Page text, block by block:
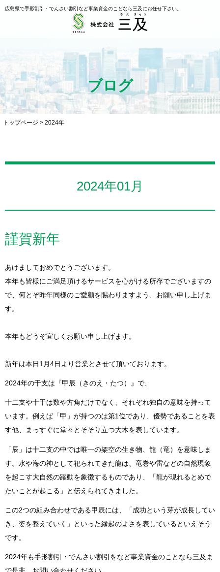
広島県で手形割引・でんさい割引など事業資金のことなら三及にお任せ下さい。
ブログ
トップページ > 2024年
2024年01月
謹賀新年
あけましておめでとうございます。
本年も皆様にご満足頂けるサービスを心がける所存でございますの
で、何とぞ昨年同様のご愛顧を賜わりますよう、お願い申し上げま
す。
本年もどうぞ宜しくお願い申し上げます。
新年は本日1月4日より営業とさせて頂いております。
2024年の干支は『甲辰（きのえ・たつ）』で、
十二支や十干は数や方角だけでなく、それぞれ独自の意味を持って
います。例えば「甲」が持つのは第1位であり、優勢であることを表
す他、まっすぐに堂々とそそり立つ大木を表しています。
「辰」は十二支の中では唯一の架空の生き物、龍（竜）を意味しま
す。水や海の神として祀られてきた龍は、竜巻や雷などの自然現象
を起こす大自然の躍動を象徴するものであり、「龍が現れるとめで
たいことが起こる」と伝えられてきました。
この2つの組み合わせである甲辰には、「成功という芽が成長してい
き、姿を整えていく」といった縁起のよさを表しているといえそう
です。
2024年も手形割引・でんさい割引をなど事業資金のことなら三及ま